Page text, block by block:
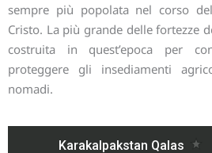
sempre più popolata nel corso
Cristo. La più grande delle fortezze
costruita in quest’epoca per
proteggere gli insediamenti
nomadi.